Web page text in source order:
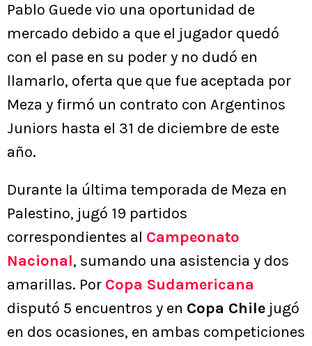
Pablo Guede vio una oportunidad de
mercado debido a que el jugador quedó
con el pase en su poder y no dudó en
llamarlo, oferta que que fue aceptada por
Meza y firmó un contrato con Argentinos
Juniors hasta el 31 de diciembre de este
año.
Durante la última temporada de Meza en
Palestino, jugó 19 partidos
correspondientes al Campeonato
Nacional, sumando una asistencia y dos
amarillas. Por Copa Sudamericana
disputó 5 encuentros y en Copa Chile jugó
en dos ocasiones, en ambas competiciones